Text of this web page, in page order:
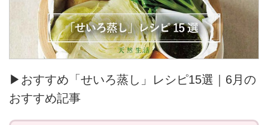
▶おすすめ「せいろ蒸し」レシピ15選｜6月の
おすすめ記事